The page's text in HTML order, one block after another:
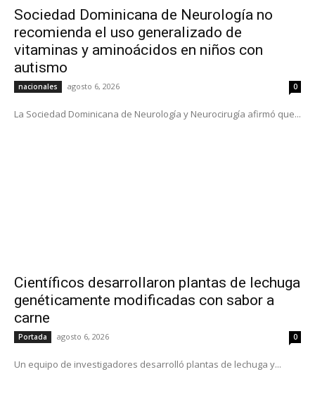
Sociedad Dominicana de Neurología no
recomienda el uso generalizado de
vitaminas y aminoácidos en niños con
autismo
nacionales agosto 6, 2026 0
La Sociedad Dominicana de Neurología y Neurocirugía afirmó que...
Científicos desarrollaron plantas de lechuga
genéticamente modificadas con sabor a
carne
Portada agosto 6, 2026 0
Un equipo de investigadores desarrolló plantas de lechuga y...